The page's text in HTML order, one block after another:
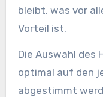
bleibt, was vor
Vorteil ist.
Die Auswahl des
optimal auf den
abgestimmt